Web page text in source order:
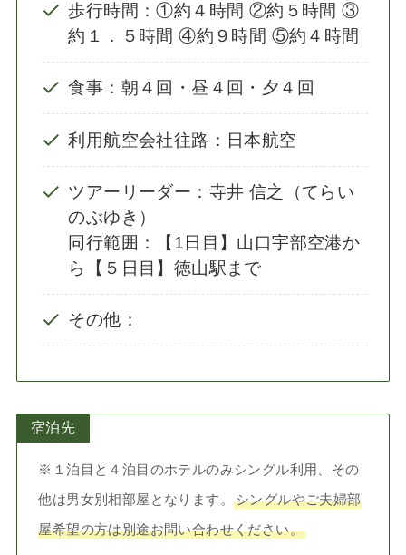
歩行時間：①約４時間 ②約５時間 ③
約１．５時間 ④約９時間 ⑤約４時間
食事：朝４回・昼４回・夕４回
利用航空会社往路：日本航空
ツアーリーダー：寺井 信之（てらい
のぶゆき）
同行範囲：【1日目】山口宇部空港か
ら【５日目】徳山駅まで
その他：
宿泊先
※１泊目と４泊目のホテルのみシングル利用、その
他は男女別相部屋となります。シングルやご夫婦部
屋希望の方は別途お問い合わせください。